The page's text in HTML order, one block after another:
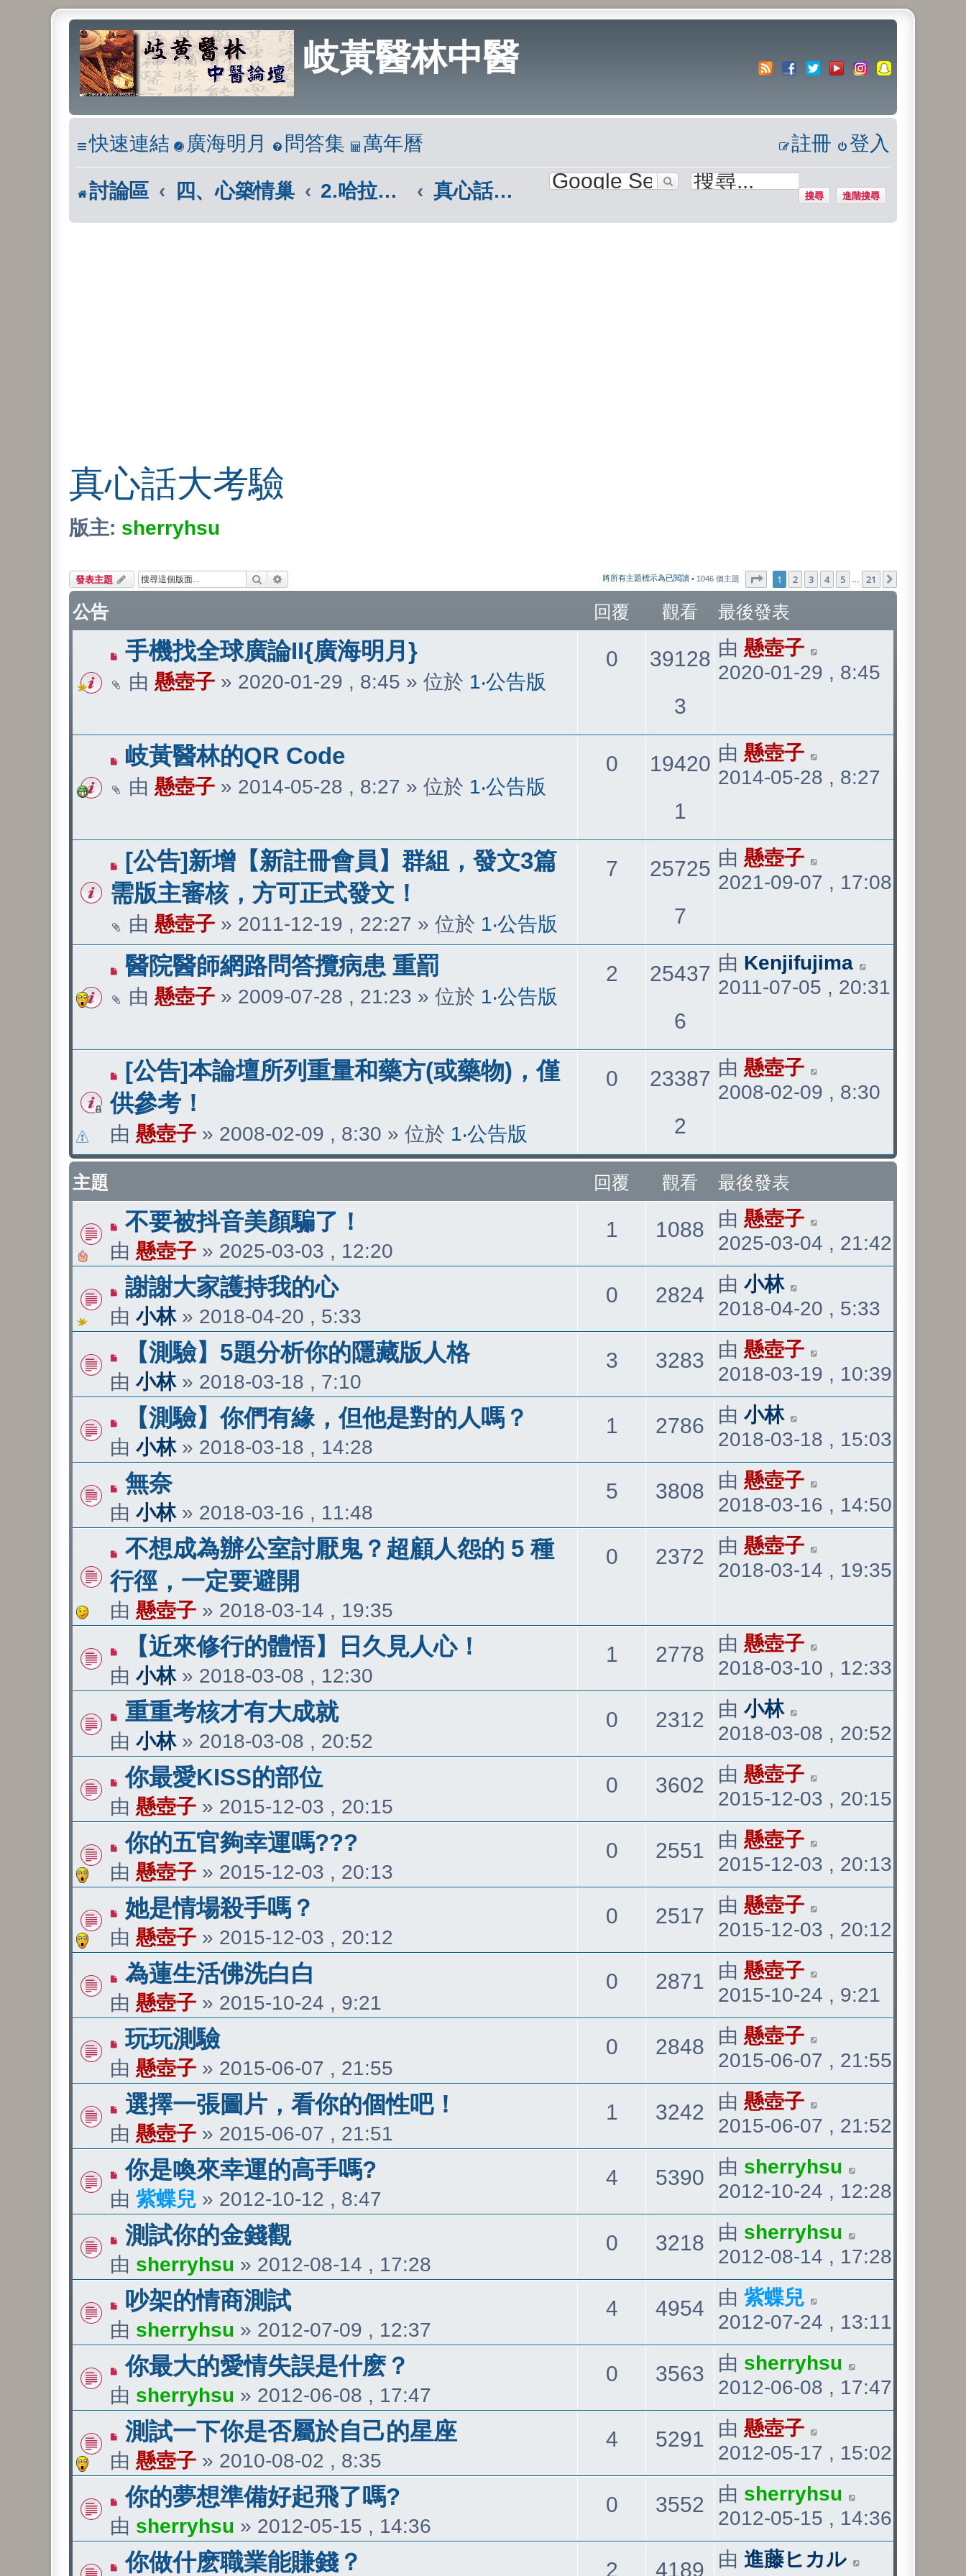
岐黃醫林中醫
快速連結 廣海明月 問答集 萬年曆 登入
註冊
討論區 四、心築情巢 2.哈拉區(我有話說說) 真心話大考驗 搜尋 進階搜尋
真心話大考驗
版主: sherryhsu
發表主題 搜尋 將所有主題標示為已閱讀 • 1046 個主題 1頁 (共 21 頁)
1 2 3 4 5 21
公告 回覆 觀看 最後發表
手機找全球廣論II{廣海明月}
由 懸壺子 » 2020-01-29 , 8:45 » 位於 1‧公告版
0回
39128
3觀
看
最
後
由 懸壺子
2020-01-29 , 8:45
岐黃醫林的QR Code
由 懸壺子 » 2014-05-28 , 8:27 » 位於 1‧公告版
0回
19420
1
看
最
後
由 懸壺子
2014-05-28 , 8:27
[公告]新增【新註冊會員】群組，發文3篇
需版主審核，方可正式發文！
由 懸壺子 » 2011-12-19 , 22:27 » 位於 1‧公告版
7回
25725
7觀
看
最
後
由 懸壺子
2021-09-07 , 17:08
醫院醫師網路問答攬病患 重罰
由 懸壺子 » 2009-07-28 , 21:23 » 位於 1‧公告版
2
25437
6觀
看
最
後
由 Kenjifujima
2011-07-05 , 20:31
[公告]本論壇所列重量和藥方(或藥物)，僅
供參考！
由 懸壺子 » 2008-02-09 , 8:30 » 位於 1‧公告版
0回
23387
2
看
最
後
由 懸壺子
2008-02-09 , 8:30
主題 回覆 觀看 最後發表
不要被抖音美顏騙了！
由 懸壺子 » 2025-03-03 , 12:20
1 1088 觀
看
最
後
發
表
由 懸壺子
2025-03-04 , 21:42
謝謝大家護持我的心
由 小林» 2018-04-20 , 5:33
0回
2824 觀
看
最
後
發
表
由 小林
2018-04-20 , 5:33
【測驗】5題分析你的隱藏版人格
由 小林» 2018-03-18 , 7:10
3回
3283 觀
看
最
後
發
表
由 懸壺子
2018-03-19 , 10:39
【測驗】你們有緣，但他是對的人嗎？
由 小林» 2018-03-18 , 14:28
1 2786 觀
看
最
後
發
表
由 小林
2018-03-18 , 15:03
無奈
由 小林» 2018-03-16 , 11:48
5回
3808 觀
看
最
後
發
表
由 懸壺子
2018-03-16 , 14:50
不想成為辦公室討厭鬼？超顧人怨的 5 種
行徑，一定要避開
由 懸壺子 » 2018-03-14 , 19:35
0回
2372 觀最
後
表
由 懸壺子
2018-03-14 , 19:35
【近來修行的體悟】日久見人心！
由 小林» 2018-03-08 , 12:30
1 2778 觀
看
最
後
發
表
由 懸壺子
2018-03-10 , 12:33
重重考核才有大成就
由 小林» 2018-03-08 , 20:52
0回
2312 觀
看
最
後
發
表
由 小林
2018-03-08 , 20:52
你最愛KISS的部位
由 懸壺子 » 2015-12-03 , 20:15
0回
3602 觀
看
最
後
發
表
由 懸壺子
2015-12-03 , 20:15
你的五官夠幸運嗎???
由 懸壺子 » 2015-12-03 , 20:13
0回
2551 觀
看
最
後
發
表
由 懸壺子
2015-12-03 , 20:13
她是情場殺手嗎？
由 懸壺子 » 2015-12-03 , 20:12
0回
2517 觀
看
最
後
發
表
由 懸壺子
2015-12-03 , 20:12
為蓮生活佛洗白白
由 懸壺子 » 2015-10-24 , 9:21
0回
2871 觀
看
最
後
發
表
由 懸壺子
2015-10-24 , 9:21
玩玩測驗
由 懸壺子 » 2015-06-07 , 21:55
0回
2848 觀
看
最
後
發
表
由 懸壺子
2015-06-07 , 21:55
選擇一張圖片，看你的個性吧！
由 懸壺子 » 2015-06-07 , 21:51
1 3242 觀
看
最
後
發
表
由 懸壺子
2015-06-07 , 21:52
你是喚來幸運的高手嗎?
由 紫蝶兒 » 2012-10-12 , 8:47
4回
5390 觀
看
最
後
發
表
由 sherryhsu
2012-10-24 , 12:28
測試你的金錢觀
由 sherryhsu » 2012-08-14 , 17:28
0回
3218 觀
看
最
後
發
表
由 sherryhsu
2012-08-14 , 17:28
吵架的情商測試
由 sherryhsu » 2012-07-09 , 12:37
4回
4954 觀
看
最
後
發
表
由 紫蝶兒
2012-07-24 , 13:11
你最大的愛情失誤是什麽？
由 sherryhsu » 2012-06-08 , 17:47
0回
3563 觀
看
最
後
發
表
由 sherryhsu
2012-06-08 , 17:47
測試一下你是否屬於自己的星座
由 懸壺子 » 2010-08-02 , 8:35
4回
5291 觀
看
最
後
發
表
由 懸壺子
2012-05-17 , 15:02
你的夢想準備好起飛了嗎?
由 sherryhsu » 2012-05-15 , 14:36
0回
3552 觀
看
最
後
發
表
由 sherryhsu
2012-05-15 , 14:36
你做什麽職業能賺錢？ 2 4189 觀最
由 進藤ヒカル